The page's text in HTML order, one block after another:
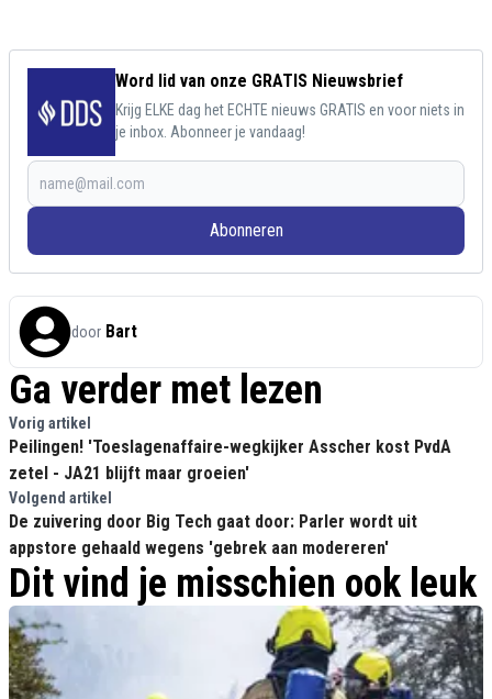
Word lid van onze GRATIS Nieuwsbrief
Krijg ELKE dag het ECHTE nieuws GRATIS en voor niets in
je inbox. Abonneer je vandaag!
Abonneren
door Bart
Ga verder met lezen
Vorig artikel
Peilingen! 'Toeslagenaffaire-wegkijker Asscher kost PvdA
zetel - JA21 blijft maar groeien'
Volgend artikel
De zuivering door Big Tech gaat door: Parler wordt uit
appstore gehaald wegens 'gebrek aan modereren'
Dit vind je misschien ook leuk